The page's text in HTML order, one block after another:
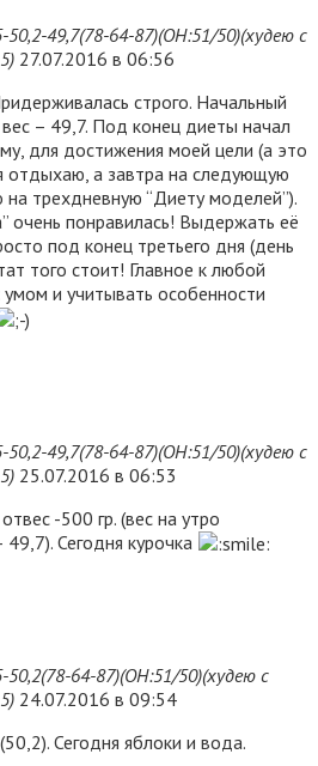
49,7(78-64-87)(ОН:51/50)(худею с
27.07.2016 в 06:56
строго. Начальный
– 49,7. Под конец диеты начал
для достижения моей цели (а это
отдыхаю, а завтра на следующую
на трехдневную “Диету моделей”).
очень понравилась! Выдержать её
под конец третьего дня (день
того стоит! Главное к любой
и учитывать особенности
49,7(78-64-87)(ОН:51/50)(худею с
25.07.2016 в 06:53
-500 гр. (вес на утро
Сегодня курочка
64-87)(ОН:51/50)(худею с
24.07.2016 в 09:54
Сегодня яблоки и вода.